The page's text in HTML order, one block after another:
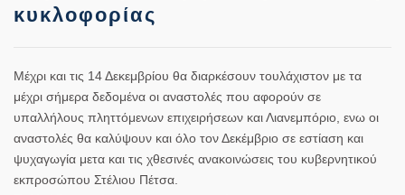
κυκλοφορίας
Μέχρι και τις 14 Δεκεμβρίου θα διαρκέσουν τουλάχιστον με τα
μέχρι σήμερα δεδομένα οι αναστολές που αφορούν σε
υπαλλήλους πληττόμενων επιχειρήσεων και Λιανεμπόριο, ενω οι
αναστολές θα καλύψουν και όλο τον Δεκέμβριο σε εστίαση και
ψυχαγωγία μετα και τις χθεσινές ανακοινώσεις του κυβερνητικού
εκπροσώπου Στέλιου Πέτσα.